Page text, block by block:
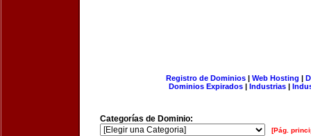
Registro de Dominios| Web Hosting |
Dominios Expirados | Industrias |
Categorías de Dominio:
[Pág.